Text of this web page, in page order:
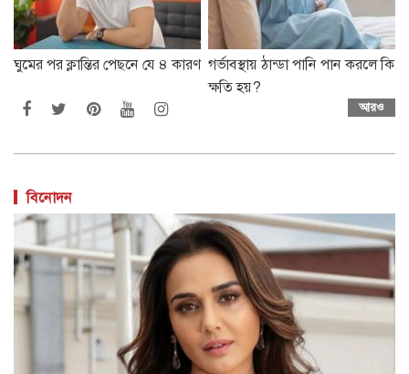
ঘুমের পর ক্লান্তির পেছনে যে ৪ কারণ গর্ভাবস্থায় ঠান্ডা পানি পান করলে কি
ক্ষতি হয়?
আরও
বিনোদন